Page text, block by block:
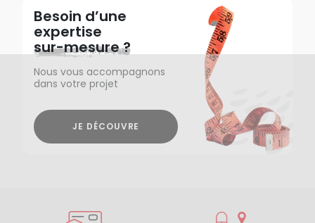
Besoin d’une
expertise
sur-mesure ?
Nous vous accompagnons
dans votre projet
JE DÉCOUVRE